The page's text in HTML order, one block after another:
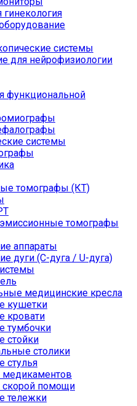
гинекология
системы
для нейрофизиологии
функциональной
системы
томографы (КТ)
томографы
аппараты
дуги (С-дуга / U-дуга)
медицинские кресла
кушетки
кровати
тумбочки
стойки
столики
стулья
скорой помощи
тележки